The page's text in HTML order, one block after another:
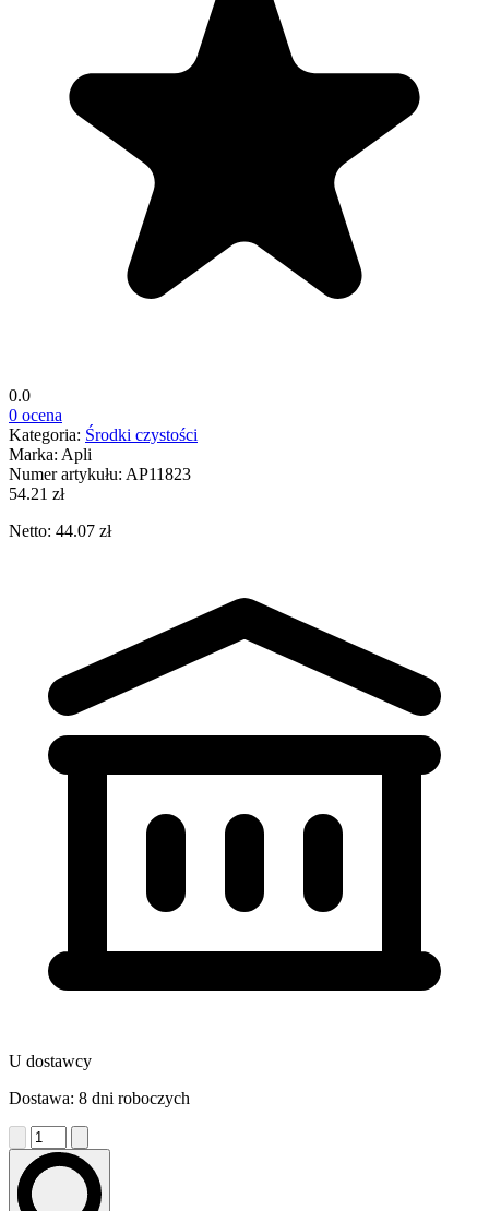
0.0
0 ocena
Kategoria: Środki czystości
Marka: Apli
Numer artykułu: AP11823
54.21 zł
Netto: 44.07 zł
U dostawcy
Dostawa: 8 dni roboczych